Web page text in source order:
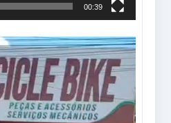
00:39